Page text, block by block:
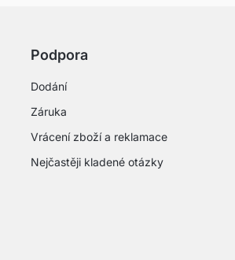
Podpora
Dodání
Záruka
Vrácení zboží a reklamace
Nejčastěji kladené otázky